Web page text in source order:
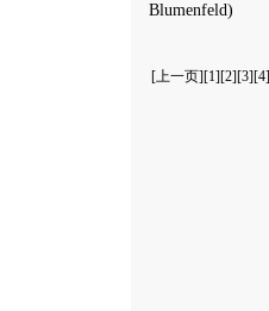
Blumenfeld)
[上一页][1][2][3][4